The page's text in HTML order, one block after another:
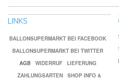
LINKS
BALLONSUPERMARKT BEI FACEBOOK
BALLONSUPERMARKT BEI TWITTER
AGB
WIDERRUF
LIEFERUNG
ZAHLUNGSARTEN
SHOP INFO &